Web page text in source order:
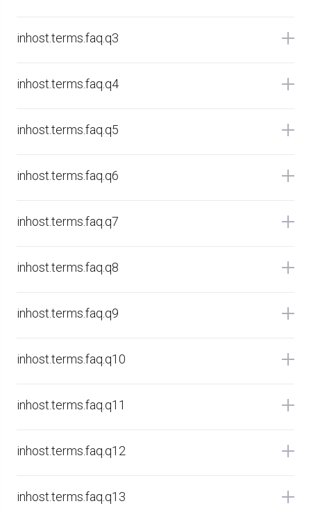
inhost.terms.faq.q3
inhost.terms.faq.q4
inhost.terms.faq.q5
inhost.terms.faq.q6
inhost.terms.faq.q7
inhost.terms.faq.q8
inhost.terms.faq.q9
inhost.terms.faq.q10
inhost.terms.faq.q11
inhost.terms.faq.q12
inhost.terms.faq.q13